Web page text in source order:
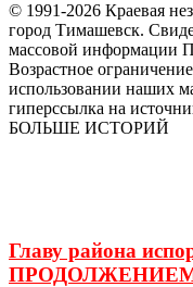
© 1991-2026 Краевая
город Тимашевск.
массовой информации
Возрастное
использовании наших
гиперссылка на
БОЛЬШЕ ИСТОРИЙ
Главу района